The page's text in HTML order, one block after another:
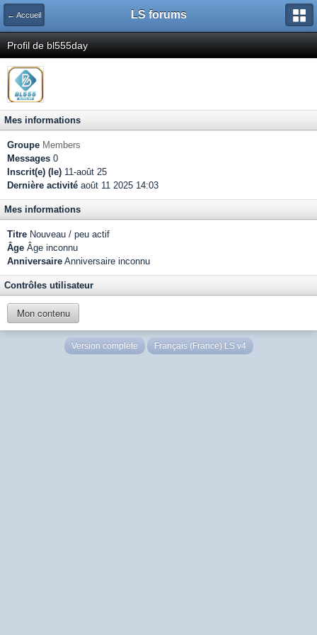
← Accueil LS forums
Profil de bl555day
Mes informations
Groupe Members
Messages 0
Inscrit(e) (le) 11-août 25
Dernière activité août 11 2025 14:03
Mes informations
Titre Nouveau / peu actif
Âge Âge inconnu
Anniversaire Anniversaire inconnu
Contrôles utilisateur
Mon contenu
Version complète Français (France) LS v4